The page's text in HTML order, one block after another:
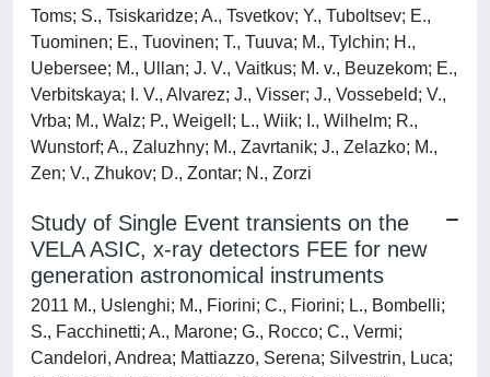
Toms; S., Tsiskaridze; A., Tsvetkov; Y., Tuboltsev; E.,
Tuominen; E., Tuovinen; T., Tuuva; M., Tylchin; H.,
Uebersee; M., Ullan; J. V., Vaitkus; M. v., Beuzekom; E.,
Verbitskaya; I. V., Alvarez; J., Visser; J., Vossebeld; V.,
Vrba; M., Walz; P., Weigell; L., Wiik; I., Wilhelm; R.,
Wunstorf; A., Zaluzhny; M., Zavrtanik; J., Zelazko; M.,
Zen; V., Zhukov; D., Zontar; N., Zorzi
Study of Single Event transients on the
VELA ASIC, x-ray detectors FEE for new
generation astronomical instruments
2011 M., Uslenghi; M., Fiorini; C., Fiorini; L., Bombelli;
S., Facchinetti; A., Marone; G., Rocco; C., Vermi;
Candelori, Andrea; Mattiazzo, Serena; Silvestrin, Luca;